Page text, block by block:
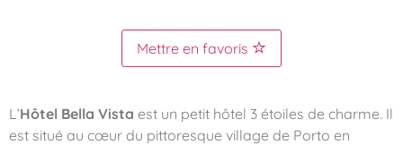
Mettre en favoris
L’Hôtel Bella Vista est un petit hôtel 3 étoiles de charme. Il
est situé au cœur du pittoresque village de Porto en